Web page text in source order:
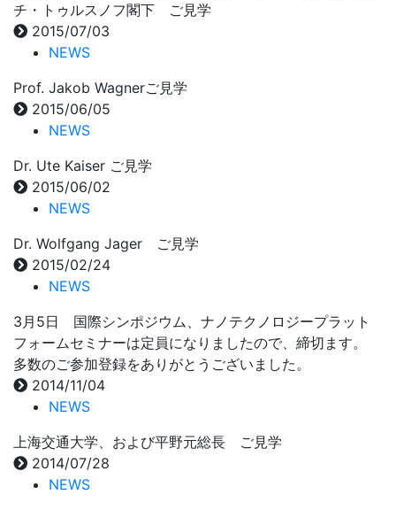
チ・トゥルスノフ閣下 ご見学
2015/07/03
NEWS
Prof. Jakob Wagnerご見学
2015/06/05
NEWS
Dr. Ute Kaiser ご見学
2015/06/02
NEWS
Dr. Wolfgang Jager ご見学
2015/02/24
NEWS
3月5日 国際シンポジウム、ナノテクノロジープラット
フォームセミナーは定員になりましたので、締切ます。
多数のご参加登録をありがとうございました。
2014/11/04
NEWS
上海交通大学、および平野元総長 ご見学
2014/07/28
NEWS